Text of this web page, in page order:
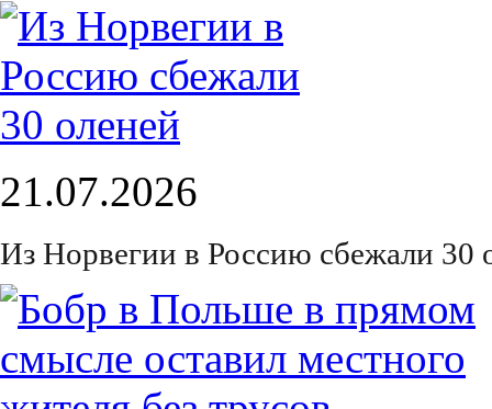
21.07.2026
Из Норвегии в Россию сбежали 30